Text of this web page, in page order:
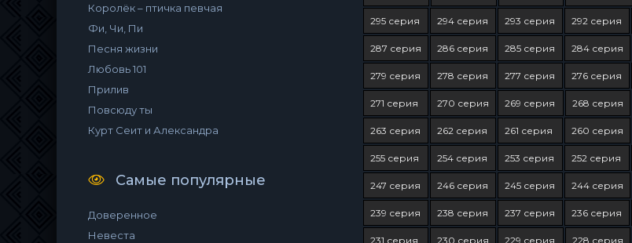
Королёк – птичка певчая
Фи, Чи, Пи
Песня жизни
Любовь 101
Прилив
Повсюду ты
Курт Сеит и Александра
Самые популярные
Доверенное
Невеста
295 серия 294 серия 293 серия 292 серия
287 серия 286 серия 285 серия 284 серия
279 серия 278 серия 277 серия 276 серия
271 серия 270 серия 269 серия 268 серия
263 серия 262 серия 261 серия 260 серия
255 серия 254 серия 253 серия 252 серия
247 серия 246 серия 245 серия 244 серия
239 серия 238 серия 237 серия 236 серия
231 серия 230 серия 229 серия 228 серия